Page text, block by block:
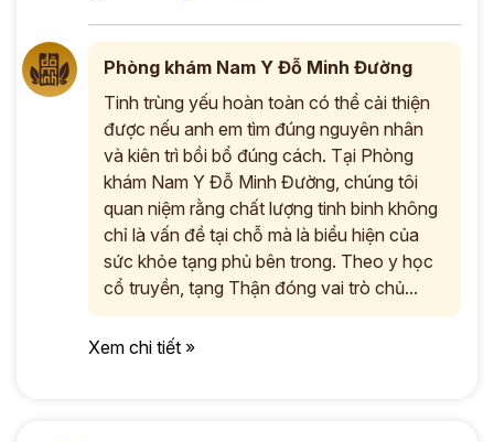
Phòng khám Nam Y Đỗ Minh Đường
Tinh trùng yếu hoàn toàn có thể cải thiện
được nếu anh em tìm đúng nguyên nhân
và kiên trì bồi bổ đúng cách. Tại Phòng
khám Nam Y Đỗ Minh Đường, chúng tôi
quan niệm rằng chất lượng tinh binh không
chỉ là vấn đề tại chỗ mà là biểu hiện của
sức khỏe tạng phủ bên trong. Theo y học
cổ truyền, tạng Thận đóng vai trò chủ...
Xem chi tiết »